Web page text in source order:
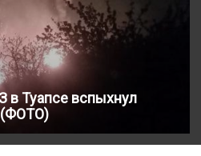
Туапсе вспыхнул
(ФОТО)